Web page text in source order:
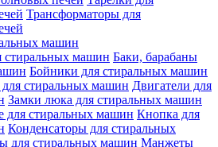
Трансформаторы для
машин
стиральных машин Баки, барабаны
Бойники для стиральных машин
стиральных машин Двигатели для
Замки люка для стиральных машин
для стиральных машин Кнопка для
Конденсаторы для стиральных
для стиральных машин Манжеты